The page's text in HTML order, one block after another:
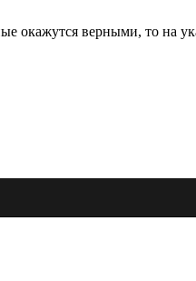
верными, то на